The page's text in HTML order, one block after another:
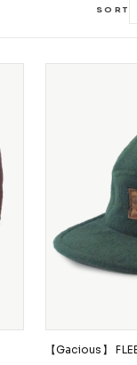
Shoes
Safety Gear
SORT
【Gacious】